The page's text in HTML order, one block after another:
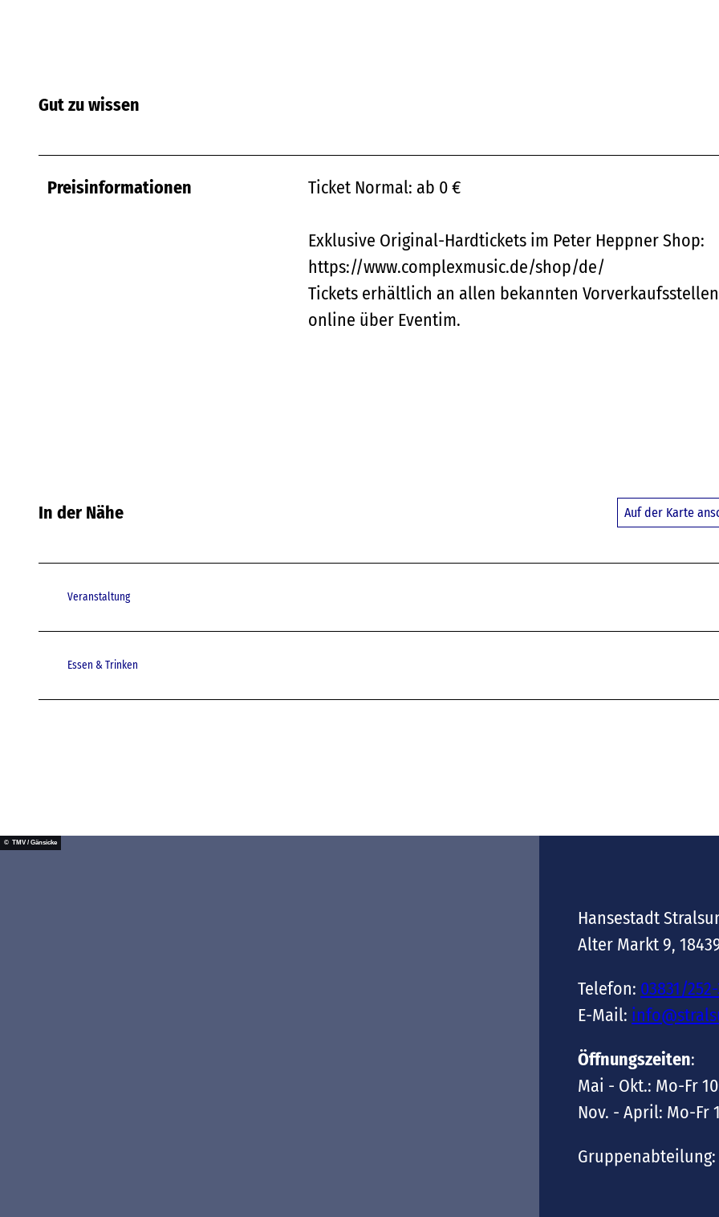
Gut zu wissen
Preisinformationen Ticket Normal: ab 0 €
Exklusive Original-Hardtickets im Peter Heppner Shop:
https://www.complexmusic.de/shop/de/
Tickets erhältlich an allen bekannten
online über Eventim.
In der Nähe Auf der Karte
Veranstaltung
Essen & Trinken
© TMV / Gänsicke
Hansestadt
Alter Markt 9,
Telefon: 03831/
E-Mail:
Öffnungszeiten:
Mai - Okt.: Mo-Fr
Nov. - April: Mo-Fr
Gruppenabteilung: